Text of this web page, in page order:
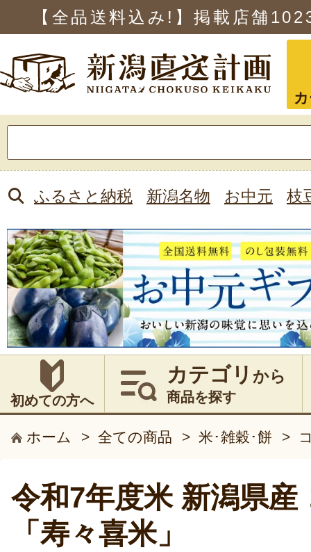
【全品送料込み!】掲載店舗
索:
ふるさと納税 新潟名物 お中元 枝
初めての方へ
カテゴリ から
商品を探す
ホーム > 全ての商品 > 米･雑穀･餅 >
令和7年度米 新潟県産
「寿々喜米」